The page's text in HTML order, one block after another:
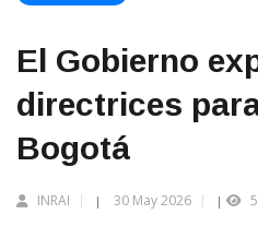
El Gobierno
directrices
Bogotá
INRAI | 30 May 2026 |